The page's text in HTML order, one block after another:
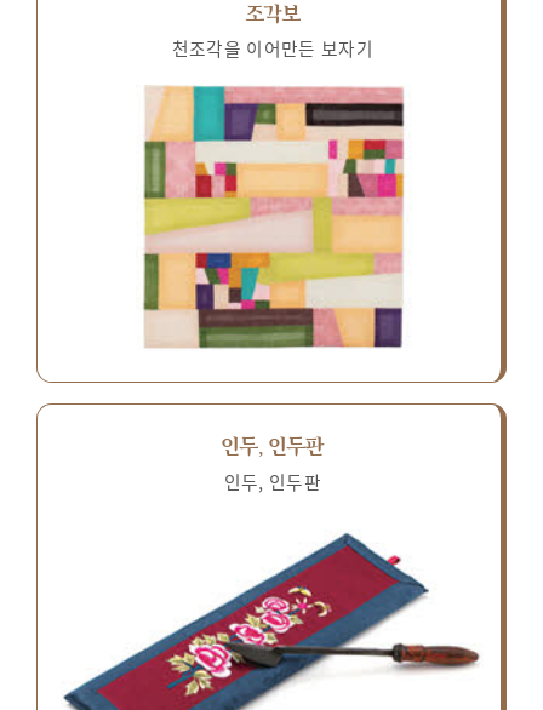
조각보
천조각을 이어만든 보자기
인두, 인두판
인두, 인두판